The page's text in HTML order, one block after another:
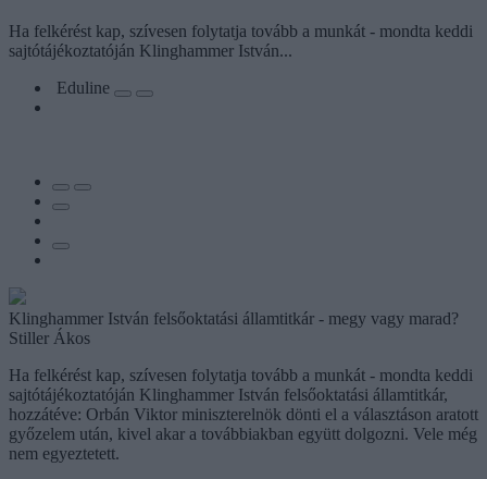
Ha felkérést kap, szívesen folytatja tovább a munkát - mondta keddi
sajtótájékoztatóján Klinghammer István...
Eduline
Klinghammer István felsőoktatási államtitkár - megy vagy marad?
Stiller Ákos
Ha felkérést kap, szívesen folytatja tovább a munkát - mondta keddi
sajtótájékoztatóján Klinghammer István felsőoktatási államtitkár,
hozzátéve: Orbán Viktor miniszterelnök dönti el a választáson aratott
győzelem után, kivel akar a továbbiakban együtt dolgozni. Vele még
nem egyeztetett.